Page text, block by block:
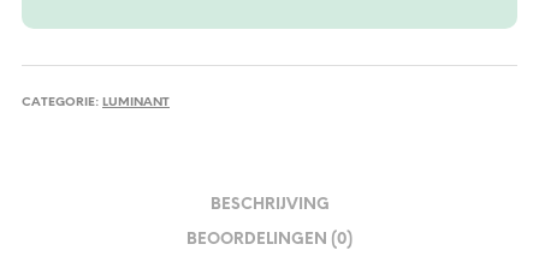
CATEGORIE: LUMINANT
BESCHRIJVING
BEOORDELINGEN (0)